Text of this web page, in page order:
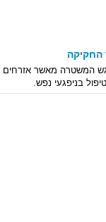
של פי 16 להיהרג במהלך המפגש
בניפגעי נפש.